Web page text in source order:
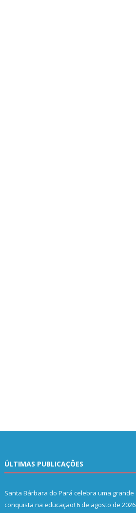
ÚLTIMAS PUBLICAÇÕES
Santa Bárbara do Pará celebra uma grande
conquista na educação! 6 de agosto de 2026